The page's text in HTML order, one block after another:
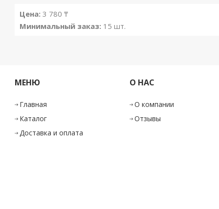
Цена: 3 780 ₸
Минимальный заказ: 15 шт.
МЕНЮ
Главная
Каталог
Доставка и оплата
О НАС
О компании
Отзывы